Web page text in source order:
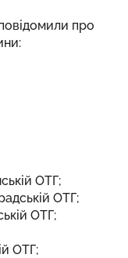
про
ОТГ;
ОТГ;
ОТГ;
ОТГ;